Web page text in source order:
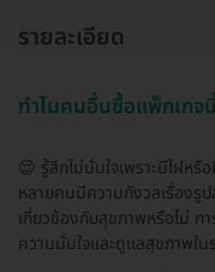
รายละเอียด
ทำไมคนอื่นซื้อแพ็กเกจ
😌 รู้สึกไม่มั่นใจเพราะมีไฝห
หลายคนมีความกังวลเรื่องรู
เกี่ยวข้องกับสุขภาพหรือไม่ ก
ความมั่นใจและดูแลสุขภาพใน